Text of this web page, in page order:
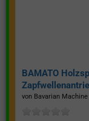
BAMATO
Spaltkraft 22
von Bavarian Machine